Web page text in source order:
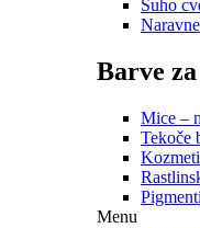
Suho
Barve
Mice –
Tekoče
Pigmenti
Menu